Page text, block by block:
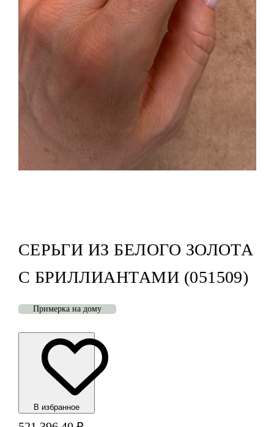
СЕРЬГИ ИЗ БЕЛОГО ЗОЛОТА
С БРИЛЛИАНТАМИ (051509)
Примерка на дому
В избранноe